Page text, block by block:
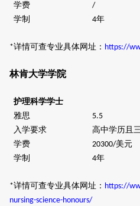
学费
/
学制
4年
*详情可查专业具体网址： https://
林肯大学学院
护理科学学士
雅思
5.5
入学要求
高中学历且
学费
20300/美元
学制
4年
*详情可查专业具体网址： https://
nursing-science-honours/